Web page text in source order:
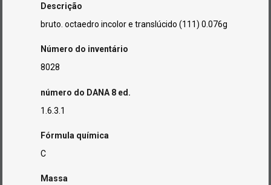
Descrição
bruto. octaedro incolor e translúcido (111) 0.076g
Número do inventário
8028
número do DANA 8 ed.
1.6.3.1
Fórmula química
C
Massa